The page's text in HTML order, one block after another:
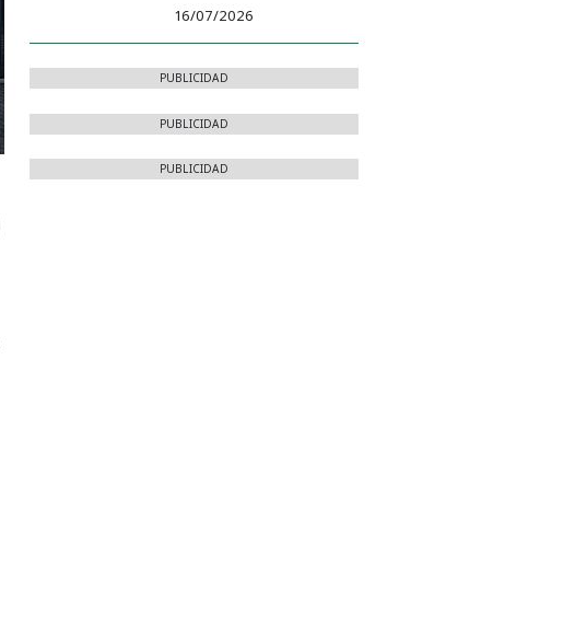
16/07/2026
PUBLICIDAD
PUBLICIDAD
PUBLICIDAD